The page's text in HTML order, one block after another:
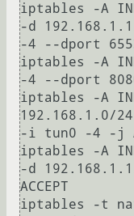
iptables -A
-d
-4 --dport
iptables -A
-4 --dport
iptables -A
192.168.1.0/
-i tun0 -4 -j
iptables -A
-d
ACCEPT
iptables -t nat